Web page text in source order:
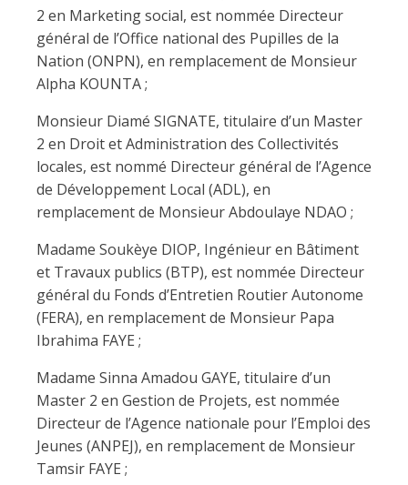
2 en Marketing social, est nommée Directeur
général de l’Office national des Pupilles de la
Nation (ONPN), en remplacement de Monsieur
Alpha KOUNTA ;
Monsieur Diamé SIGNATE, titulaire d’un Master
2 en Droit et Administration des Collectivités
locales, est nommé Directeur général de l’Agence
de Développement Local (ADL), en
remplacement de Monsieur Abdoulaye NDAO ;
Madame Soukèye DIOP, Ingénieur en Bâtiment
et Travaux publics (BTP), est nommée Directeur
général du Fonds d’Entretien Routier Autonome
(FERA), en remplacement de Monsieur Papa
Ibrahima FAYE ;
Madame Sinna Amadou GAYE, titulaire d’un
Master 2 en Gestion de Projets, est nommée
Directeur de l’Agence nationale pour l’Emploi des
Jeunes (ANPEJ), en remplacement de Monsieur
Tamsir FAYE ;